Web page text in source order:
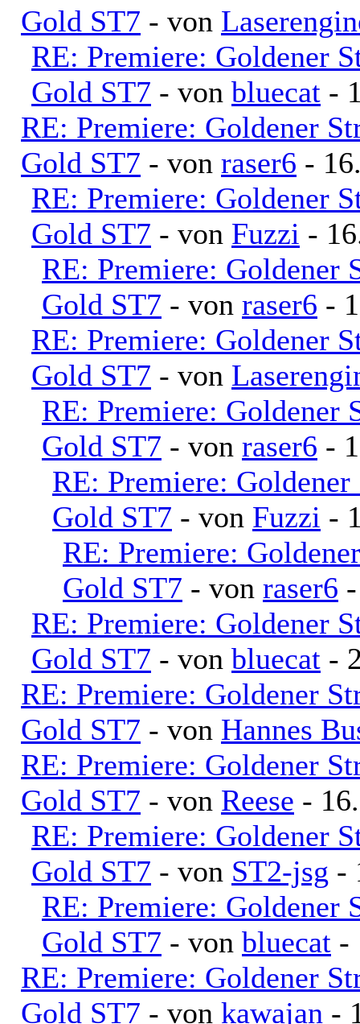
Gold ST7 - von
RE: Premiere: Goldener
Gold ST7 - von bluecat -
RE: Premiere: Goldener
Gold ST7 - von raser6 -
RE: Premiere: Goldener
Gold ST7 - von Fuzzi -
RE: Premiere: Goldener
Gold ST7 - von raser6 -
RE: Premiere: Goldener
Gold ST7 - von
RE: Premiere: Goldener
Gold ST7 - von raser6 -
RE: Premiere:
Gold ST7 - von Fuzzi -
RE: Premiere:
Gold ST7 - von raser6
RE: Premiere: Goldener
Gold ST7 - von bluecat -
RE: Premiere: Goldener
Gold ST7 - von Hannes
RE: Premiere: Goldener
Gold ST7 - von Reese -
RE: Premiere: Goldener
Gold ST7 - von ST2-jsg -
RE: Premiere: Goldener
Gold ST7 - von bluecat -
RE: Premiere: Goldener
Gold ST7 - von kawajan -